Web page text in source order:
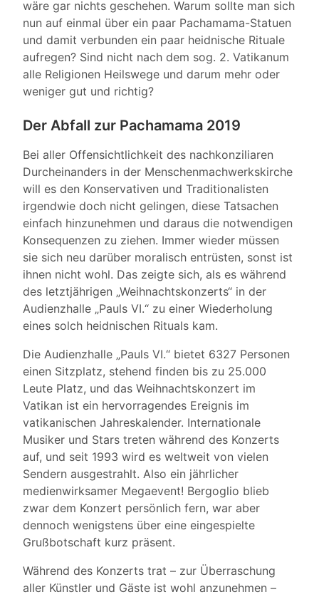
wäre gar nichts geschehen. Warum sollte man sich
nun auf einmal über ein paar Pachamama-Statuen
und damit verbunden ein paar heidnische Rituale
aufregen? Sind nicht nach dem sog. 2. Vatikanum
alle Religionen Heilswege und darum mehr oder
weniger gut und richtig?
Der Abfall zur Pachamama 2019
Bei aller Offensichtlichkeit des nachkonziliaren
Durcheinanders in der Menschenmachwerkskirche
will es den Konservativen und Traditionalisten
irgendwie doch nicht gelingen, diese Tatsachen
einfach hinzunehmen und daraus die notwendigen
Konsequenzen zu ziehen. Immer wieder müssen
sie sich neu darüber moralisch entrüsten, sonst ist
ihnen nicht wohl. Das zeigte sich, als es während
des letztjährigen „Weihnachtskonzerts“ in der
Audienzhalle „Pauls VI.“ zu einer Wiederholung
eines solch heidnischen Rituals kam.
Die Audienzhalle „Pauls VI.“ bietet 6327 Personen
einen Sitzplatz, stehend finden bis zu 25.000
Leute Platz, und das Weihnachtskonzert im
Vatikan ist ein hervorragendes Ereignis im
vatikanischen Jahreskalender. Internationale
Musiker und Stars treten während des Konzerts
auf, und seit 1993 wird es weltweit von vielen
Sendern ausgestrahlt. Also ein jährlicher
medienwirksamer Megaevent! Bergoglio blieb
zwar dem Konzert persönlich fern, war aber
dennoch wenigstens über eine eingespielte
Grußbotschaft kurz präsent.
Während des Konzerts trat – zur Überraschung
aller Künstler und Gäste ist wohl anzunehmen –